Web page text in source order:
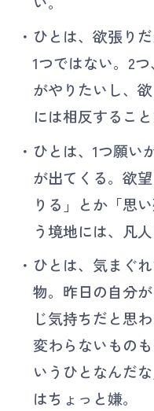
ひとは、欲張り
1つではない。2
がやりたいし、
には相反すること
ひとは、1つ願い
が出てくる。欲
りる」とか「思
う境地には、凡
ひとは、気まぐ
物。昨日の自分
じ気持ちだと思
変わらないもの
いうひとなんだ
はちょっと嫌。